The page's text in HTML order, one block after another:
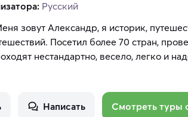
Русский
зовут Александр, я историк,
Посетил более 70 стран,
нестандартно, весело, легко и
Написать Смотреть туры